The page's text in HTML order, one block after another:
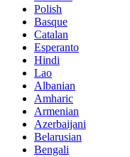
Polish
Basque
Catalan
Esperanto
Hindi
Lao
Albanian
Amharic
Armenian
Azerbaijani
Belarusian
Bengali